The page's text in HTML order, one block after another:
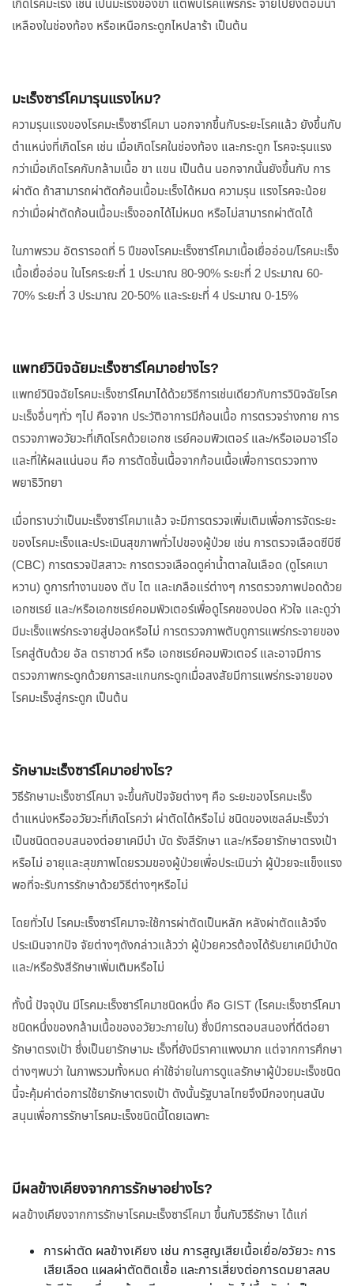
เกิดโรคมะเร็ง เช่น เป็นมะเร็งของขา แต่พบโรคแพร่กระ จายไปยังต่อมน้ำ
เหลืองในช่องท้อง หรือเหนือกระดูกไหปลาร้า เป็นต้น
มะเร็งซาร์โคมารุนแรงไหม?
ความรุนแรงของโรคมะเร็งซาร์โคมา นอกจากขึ้นกับระยะโรคแล้ว ยังขึ้นกับ
ตำแหน่งที่เกิดโรค เช่น เมื่อเกิดโรคในช่องท้อง และกระดูก โรคจะรุนแรง
กว่าเมื่อเกิดโรคกับกล้ามเนื้อ ขา แขน เป็นต้น นอกจากนั้นยังขึ้นกับ การ
ผ่าตัด ถ้าสามารถผ่าตัดก้อนเนื้อมะเร็งได้หมด ความรุน แรงโรคจะน้อย
กว่าเมื่อผ่าตัดก้อนเนื้อมะเร็งออกได้ไม่หมด หรือไม่สามารถผ่าตัดได้
ในภาพรวม อัตรารอดที่ 5 ปีของโรคมะเร็งซาร์โคมาเนื้อเยื่ออ่อน/โรคมะเร็ง
เนื้อเยื่ออ่อน ในโรคระยะที่ 1 ประมาณ 80-90% ระยะที่ 2 ประมาณ 60-
70% ระยะที่ 3 ประมาณ 20-50% และระยะที่ 4 ประมาณ 0-15%
แพทย์วินิจฉัยมะเร็งซาร์โคมาอย่างไร?
แพทย์วินิจฉัยโรคมะเร็งซาร์โคมาได้ด้วยวิธีการเช่นเดียวกับการวินิจฉัยโรค
มะเร็งอื่นๆทั่ว ๆไป คือจาก ประวัติอาการมีก้อนเนื้อ การตรวจร่างกาย การ
ตรวจภาพอวัยวะที่เกิดโรคด้วยเอกซ เรย์คอมพิวเตอร์ และ/หรือเอมอาร์ไอ
และที่ให้ผลแน่นอน คือ การตัดชิ้นเนื้อจากก้อนเนื้อเพื่อการตรวจทาง
พยาธิวิทยา
เมื่อทราบว่าเป็นมะเร็งซาร์โคมาแล้ว จะมีการตรวจเพิ่มเติมเพื่อการจัดระยะ
ของโรคมะเร็งและประเมินสุขภาพทั่วไปของผู้ป่วย เช่น การตรวจเลือดซีบีซี
(CBC) การตรวจปัสสาวะ การตรวจเลือดดูค่าน้ำตาลในเลือด (ดูโรคเบา
หวาน) ดูการทำงานของ ตับ ไต และเกลือแร่ต่างๆ การตรวจภาพปอดด้วย
เอกซเรย์ และ/หรือเอกซเรย์คอมพิวเตอร์เพื่อดูโรคของปอด หัวใจ และดูว่า
มีมะเร็งแพร่กระจายสู่ปอดหรือไม่ การตรวจภาพตับดูการแพร่กระจายของ
โรคสู่ตับด้วย อัล ตราซาวด์ หรือ เอกซเรย์คอมพิวเตอร์ และอาจมีการ
ตรวจภาพกระดูกด้วยการสะแกนกระดูกเมื่อสงสัยมีการแพร่กระจายของ
โรคมะเร็งสู่กระดูก เป็นต้น
รักษามะเร็งซาร์โคมาอย่างไร?
วิธีรักษามะเร็งซาร์โคมา จะขึ้นกับปัจจัยต่างๆ คือ ระยะของโรคมะเร็ง
ตำแหน่งหรืออวัยวะที่เกิดโรคว่า ผ่าตัดได้หรือไม่ ชนิดของเซลล์มะเร็งว่า
เป็นชนิดตอบสนองต่อยาเคมีบำ บัด รังสีรักษา และ/หรือยารักษาตรงเป้า
หรือไม่ อายุและสุขภาพโดยรวมของผู้ป่วยเพื่อประเมินว่า ผู้ป่วยจะแข็งแรง
พอที่จะรับการรักษาด้วยวิธีต่างๆหรือไม่
โดยทั่วไป โรคมะเร็งซาร์โคมาจะใช้การผ่าตัดเป็นหลัก หลังผ่าตัดแล้วจึง
ประเมินจากปัจ จัยต่างๆดังกล่าวแล้วว่า ผู้ป่วยควรต้องได้รับยาเคมีบำบัด
และ/หรือรังสีรักษาเพิ่มเติมหรือไม่
ทั้งนี้ ปัจจุบัน มีโรคมะเร็งซาร์โคมาชนิดหนึ่ง คือ GIST (โรคมะเร็งซาร์โคมา
ชนิดหนึ่งของกล้ามเนื้อของอวัยวะภายใน) ซึ่งมีการตอบสนองที่ดีต่อยา
รักษาตรงเป้า ซึ่งเป็นยารักษามะ เร็งที่ยังมีราคาแพงมาก แต่จากการศึกษา
ต่างๆพบว่า ในภาพรวมทั้งหมด ค่าใช้จ่ายในการดูแลรักษาผู้ป่วยมะเร็งชนิด
นี้จะคุ้มค่าต่อการใช้ยารักษาตรงเป้า ดังนั้นรัฐบาลไทยจึงมีกองทุนสนับ
สนุนเพื่อการรักษาโรคมะเร็งชนิดนี้โดยเฉพาะ
มีผลข้างเคียงจากการรักษาอย่างไร?
ผลข้างเคียงจากการรักษาโรคมะเร็งซาร์โคมา ขึ้นกับวิธีรักษา ได้แก่
การผ่าตัด ผลข้างเคียง เช่น การสูญเสียเนื้อเยื่อ/อวัยวะ การ
เสียเลือด แผลผ่าตัดติดเชื้อ และการเสี่ยงต่อการดมยาสลบ